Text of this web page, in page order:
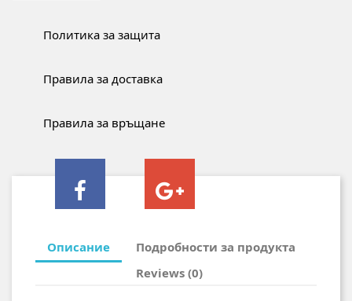
Политика за защита
Правила за доставка
Правила за връщане
Описание
Подробности за продукта
Reviews (0)